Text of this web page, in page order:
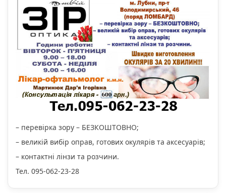
– перевірка зору – БЕЗКОШТОВНО;
– великій вибір оправ, готових окулярів та аксесуарів;
– контактні лінзи та розчини.
Тел. 095-062-23-28